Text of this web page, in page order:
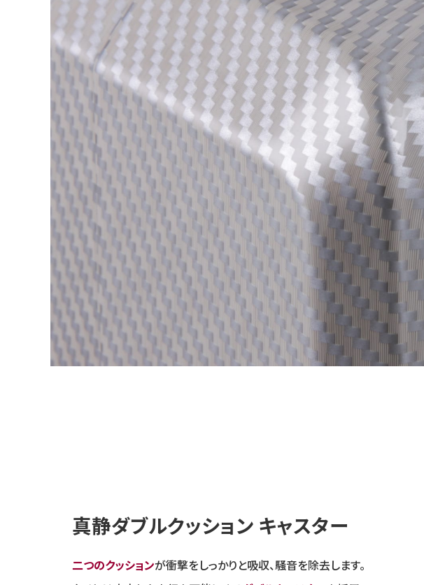
真静ダブルクッション キャスター
二つのクッションが衝撃をしっかりと吸収、騒音を除去します。